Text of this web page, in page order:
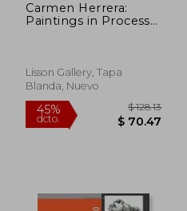
40% $ 71.94
Carmen Herrera:
Paintings in Process
Lisson Gallery, Tapa
Blanda, Nuevo